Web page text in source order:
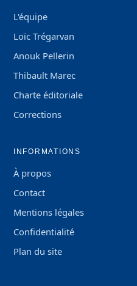
L'équipe
Loïc Trégarvan
Anouk Pellerin
Thibault Marec
Charte éditoriale
Corrections
INFORMATIONS
À propos
Contact
Mentions légales
Confidentialité
Plan du site